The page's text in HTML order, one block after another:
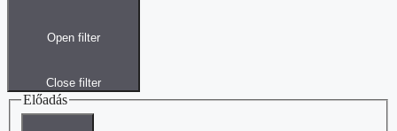
Open filter
Close filter
Előadás